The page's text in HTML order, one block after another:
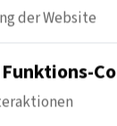
Aspekte
der Website